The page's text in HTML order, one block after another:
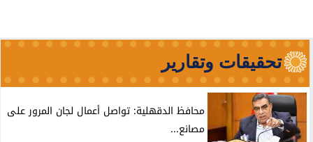
تحقيقات وتقارير
محافظ الدقهلية: تواصل أعمال لجان المرور على
مصانع...